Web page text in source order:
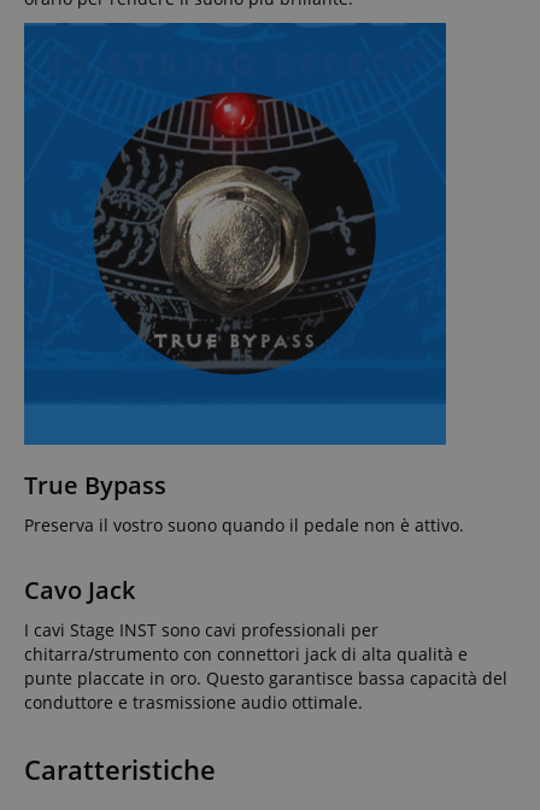
True Bypass
Preserva il vostro suono quando il pedale non è attivo.
Cavo Jack
I cavi Stage INST sono cavi professionali per
chitarra/strumento con connettori jack di alta qualità e
punte placcate in oro. Questo garantisce bassa capacità del
conduttore e trasmissione audio ottimale.
Caratteristiche